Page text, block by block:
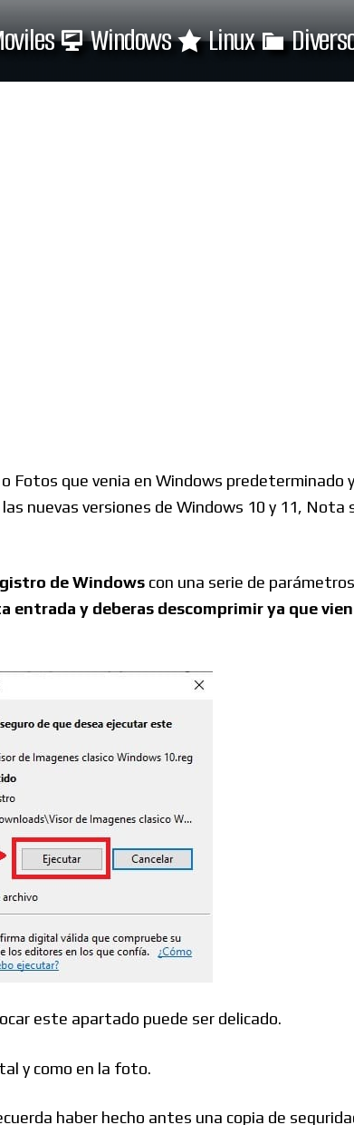
Windows Linux
que venia en Windows predeterminado
nuevas versiones de Windows 10 y 11,
de Windows con una serie de
y deberas descomprimir ya que
este apartado puede ser delicado.
y como en la foto.
haber hecho antes una copia de